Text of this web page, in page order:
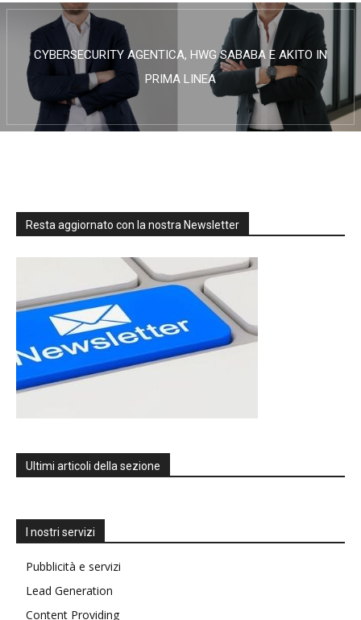
CYBERSECURITY AGENTICA, HWG SABABA E AKITO IN
PRIMA LINEA
Resta aggiornato con la nostra Newsletter
Ultimi articoli della sezione
I nostri servizi
Pubblicità e servizi
Lead Generation
Content Providing